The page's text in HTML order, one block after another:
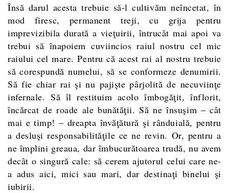
Însă darul acesta trebuie să-l cultivăm neîncetat, în
mod firesc, permanent treji, cu grija pentru
imprevizibila durată a vieţuirii, întrucât mai apoi va
trebui să înapoiem cuviincios raiul nostru cel mic
raiului cel mare. Pentru că acest rai al nostru trebuie
să corespundă numelui, să se conformeze denumirii.
Să fie chiar rai şi nu pajişte pârjolită de necuviinţe
infernale. Să îl restituim acolo îmbogăţit, înflorit,
încărcat de roade ale bunătăţii. Să ne însuşim – cât
mai e timp! – dreapta învăţătură şi rânduială, pentru
a desluşi responsabilităţile ce ne revin. Or, pentru a
ne împlini greaua, dar îmbucurătoarea trudă, nu avem
decât o singură cale: să cerem ajutorul celui care ne-
a adus aici, mici sau mari, dar destinaţi binelui şi
iubirii.